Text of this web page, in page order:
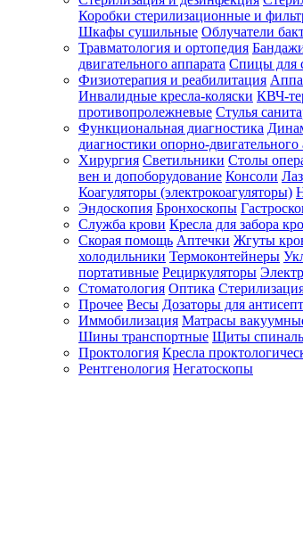
Зарегистрироваться
Зачем
регистрироваться?
Все
покупки
в
одном
месте
Личный
менеджер
Отслеживание
статуса
заказа
Коробки стерилизационные и
Шкафы сушильные Облучатели
Травматология и ортопедия
двигательного аппарата Спицы для
Физиотерапия и реабилитация
Инвалидные кресла-коляски КВЧ-
противопролежневые Стулья
Функциональная диагностика
диагностики опорно-двигательного
Хирургия Светильники Столы
вен и допоборудование Консоли
Коагуляторы (электрокоагуляторы)
Эндоскопия Бронхоскопы
Служба крови Кресла для забора
Скорая помощь Аптечки Жгуты
холодильники Термоконтейнеры
портативные Рециркуляторы
Стоматология Оптика
Прочее Весы Дозаторы для
Иммобилизация Матрасы
Шины транспортные Щиты
Проктология Кресла
Рентгенология Негатоскопы